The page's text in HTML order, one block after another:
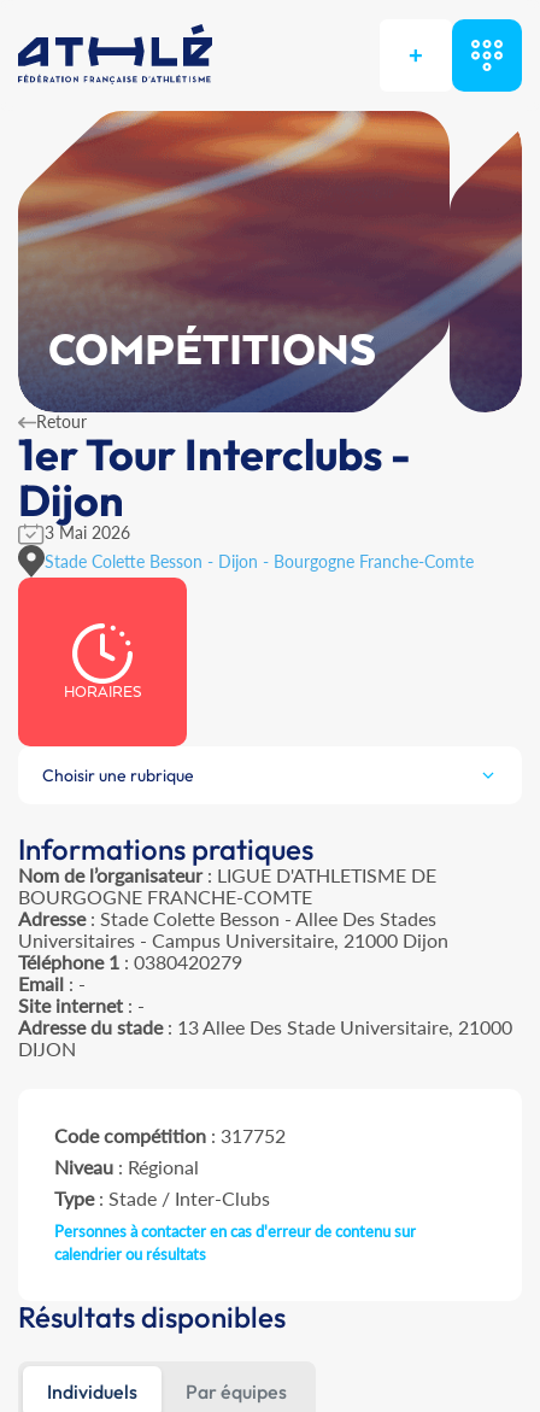
+
COMPÉTITIONS
Retour
1er Tour Interclubs -
Dijon
3 Mai 2026
Stade Colette Besson - Dijon - Bourgogne Franche-Comte
HORAIRES
Choisir une rubrique
Informations pratiques
Nom de l’organisateur: LIGUE D'ATHLETISME DE
BOURGOGNE FRANCHE-COMTE
Adresse: Stade Colette Besson - Allee Des Stades
Universitaires - Campus Universitaire, 21000 Dijon
Téléphone 1 : 0380420279
Email : -
Site internet : -
Adresse du stade: 13 Allee Des Stade Universitaire, 21000
DIJON
Code compétition : 317752
Niveau : Régional
Type: Stade / Inter-Clubs
Personnes à contacter en cas d'erreur de contenu sur
calendrier ou résultats
Résultats disponibles
Individuels Par équipes